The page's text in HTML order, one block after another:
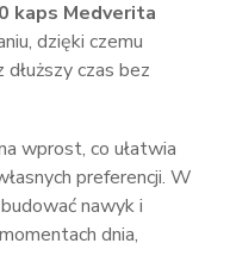
kaps Medverita
dzięki czemu
czas bez
wprost, co ułatwia
preferencji. W
nawyk i
dnia,